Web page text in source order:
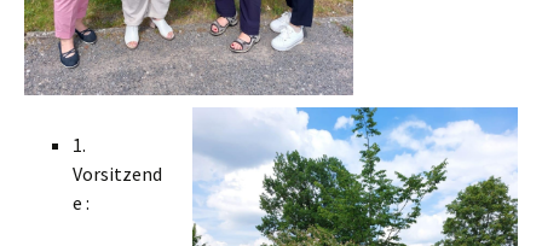
1.
Vorsitzend
e :